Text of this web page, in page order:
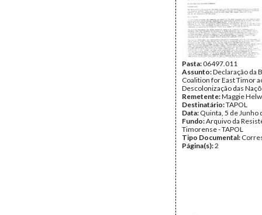
Pasta:06497.011
Assunto:Declaração da
Coalition for East Timor
Descolonização das
Remetente:Maggie
Destinatário:TAPOL
Data: Quinta, 5 de Junho
Fundo:Arquivo da
Timorense - TAPOL
Tipo Documental:
Página(s):2